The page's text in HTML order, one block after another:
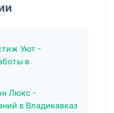
Уют -
в
Люкс -
в Владикавказ